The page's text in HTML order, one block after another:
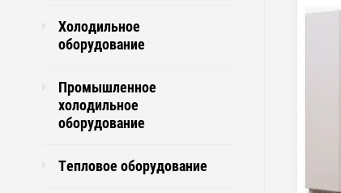
Холодильное
оборудование
Промышленное
холодильное
оборудование
Тепловое оборудование